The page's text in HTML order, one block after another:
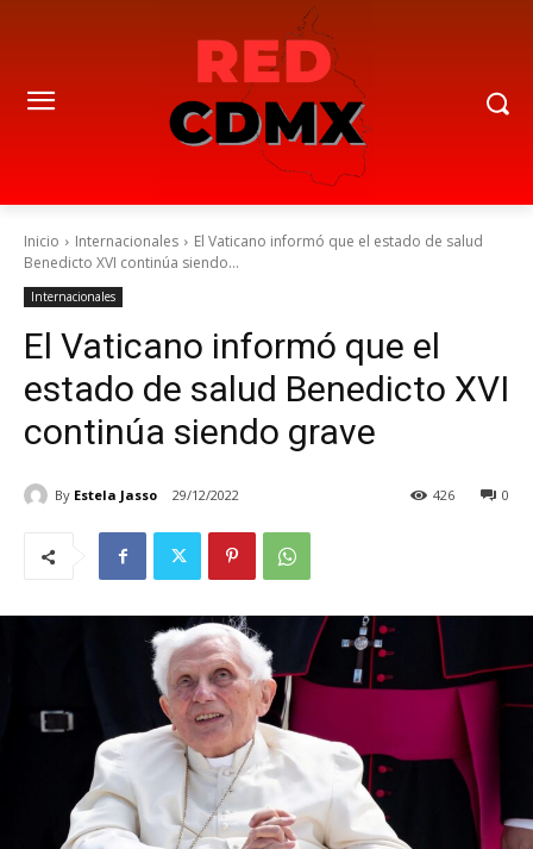
Inicio Internacionales
El Vaticano informó que el estado de salud
Benedicto XVI continúa siendo...
Internacionales
El Vaticano informó que el
estado de salud Benedicto XVI
continúa siendo grave
By Estela Jasso 29/12/2022 0
426